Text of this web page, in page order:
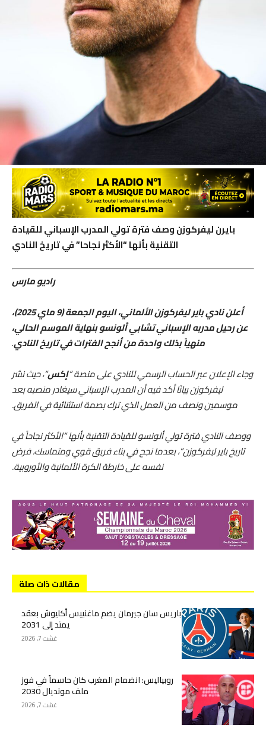
بايرن ليفركوزن وصف فترة تولي المدرب الإسباني للقيادة
التقنية بأنها “الأكثر نجاحا” في تاريخ النادي
راديو مارس
أعلن نادي باير ليفركوزن الألماني، اليوم الجمعة (9 ماي 2025)،
عن رحيل مدربه الإسباني تشابي ألونسو بنهاية الموسم الحالي،
منهياً بذلك واحدة من أنجح الفترات في تاريخ النادي.
وجاء الإعلان عبر الحساب الرسمي للنادي على منصة “إكس“، حيث نشر
ليفركوزن بيانًا أكد فيه أن المدرب الإسباني سيغادر منصبه بعد
موسمين ونصف من العمل الذي ترك بصمة استثنائية في الفريق.
ووصف النادي فترة تولي ألونسو للقيادة التقنية بأنها “الأكثر نجاحاً في
تاريخ باير ليفركوزن”، بعدما نجح في بناء فريق قوي ومتماسك، فرض
نفسه على خارطة الكرة الألمانية والأوروبية.
مقالات ذات صلة
باريس سان جيرمان يضم ماغنييس أكليوش بعقد
يمتد إلى 2031
غشت 7, 2026
روبياليس: انضمام المغرب كان حاسماً في فوز
ملف مونديال 2030
غشت 7, 2026